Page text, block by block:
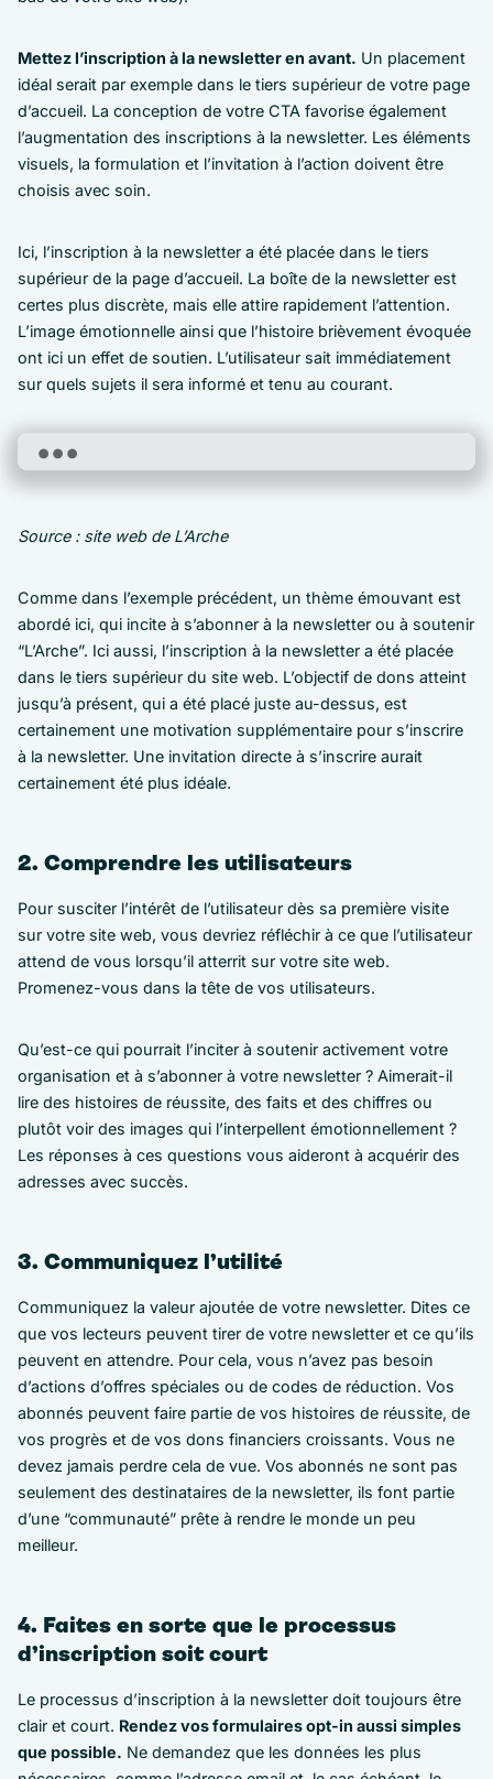
Mettez l’inscription à la newsletter en avant. Un placement
idéal serait par exemple dans le tiers supérieur de votre page
d’accueil. La conception de votre CTA favorise également
l’augmentation des inscriptions à la newsletter. Les éléments
visuels, la formulation et l’invitation à l’action doivent être
choisis avec soin.
Ici, l’inscription à la newsletter a été placée dans le tiers
supérieur de la page d’accueil. La boîte de la newsletter est
certes plus discrète, mais elle attire rapidement l’attention.
L’image émotionnelle ainsi que l’histoire brièvement évoquée
ont ici un effet de soutien. L’utilisateur sait immédiatement
sur quels sujets il sera informé et tenu au courant.
Source : site web de L’Arche
Comme dans l’exemple précédent, un thème émouvant est
abordé ici, qui incite à s’abonner à la newsletter ou à soutenir
“L’Arche”. Ici aussi, l’inscription à la newsletter a été placée
dans le tiers supérieur du site web. L’objectif de dons atteint
jusqu’à présent, qui a été placé juste au-dessus, est
certainement une motivation supplémentaire pour s’inscrire
à la newsletter. Une invitation directe à s’inscrire aurait
certainement été plus idéale.
2. Comprendre les utilisateurs
Pour susciter l’intérêt de l’utilisateur dès sa première visite
sur votre site web, vous devriez réfléchir à ce que l’utilisateur
attend de vous lorsqu’il atterrit sur votre site web.
Promenez-vous dans la tête de vos utilisateurs.
Qu’est-ce qui pourrait l’inciter à soutenir activement votre
organisation et à s’abonner à votre newsletter ? Aimerait-il
lire des histoires de réussite, des faits et des chiffres ou
plutôt voir des images qui l’interpellent émotionnellement ?
Les réponses à ces questions vous aideront à acquérir des
adresses avec succès.
3. Communiquez l’utilité
Communiquez la valeur ajoutée de votre newsletter. Dites ce
que vos lecteurs peuvent tirer de votre newsletter et ce qu’ils
peuvent en attendre. Pour cela, vous n’avez pas besoin
d’actions d’offres spéciales ou de codes de réduction. Vos
abonnés peuvent faire partie de vos histoires de réussite, de
vos progrès et de vos dons financiers croissants. Vous ne
devez jamais perdre cela de vue. Vos abonnés ne sont pas
seulement des destinataires de la newsletter, ils font partie
d’une “communauté” prête à rendre le monde un peu
meilleur.
4. Faites en sorte que le processus
d’inscription soit court
Le processus d’inscription à la newsletter doit toujours être
clair et court. Rendez vos formulaires opt-in aussi simples
que possible. Ne demandez que les données les plus